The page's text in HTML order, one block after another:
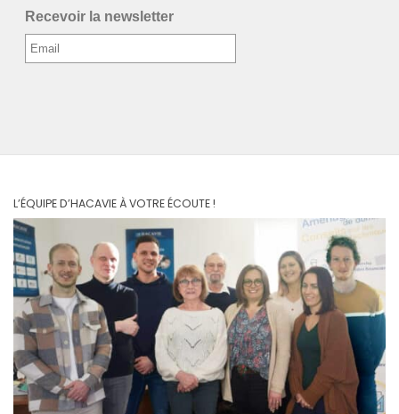
Recevoir la newsletter
L’ÉQUIPE D’HACAVIE À VOTRE ÉCOUTE !